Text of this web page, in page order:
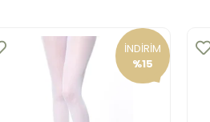
İNDİRİM
%15